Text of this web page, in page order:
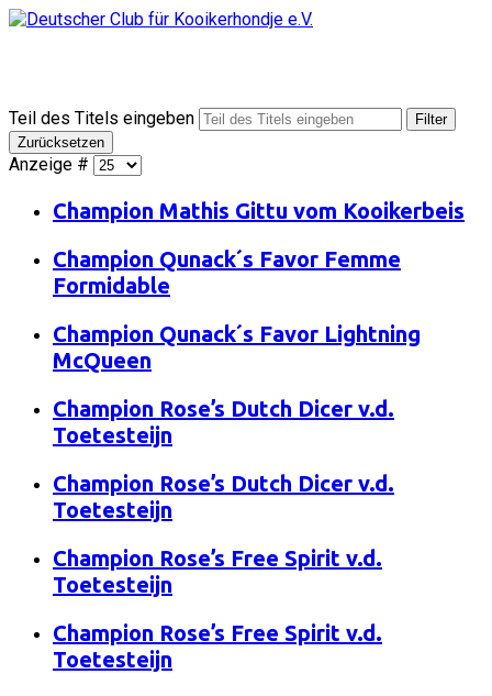
Teil des Titels eingeben
Filter
Zurücksetzen
Anzeige #
Champion Mathis Gittu vom Kooikerbeis
Champion Qunack´s Favor Femme
Formidable
Champion Qunack´s Favor Lightning
McQueen
Champion Rose’s Dutch Dicer v.d.
Toetesteijn
Champion Rose’s Dutch Dicer v.d.
Toetesteijn
Champion Rose’s Free Spirit v.d.
Toetesteijn
Champion Rose’s Free Spirit v.d.
Toetesteijn